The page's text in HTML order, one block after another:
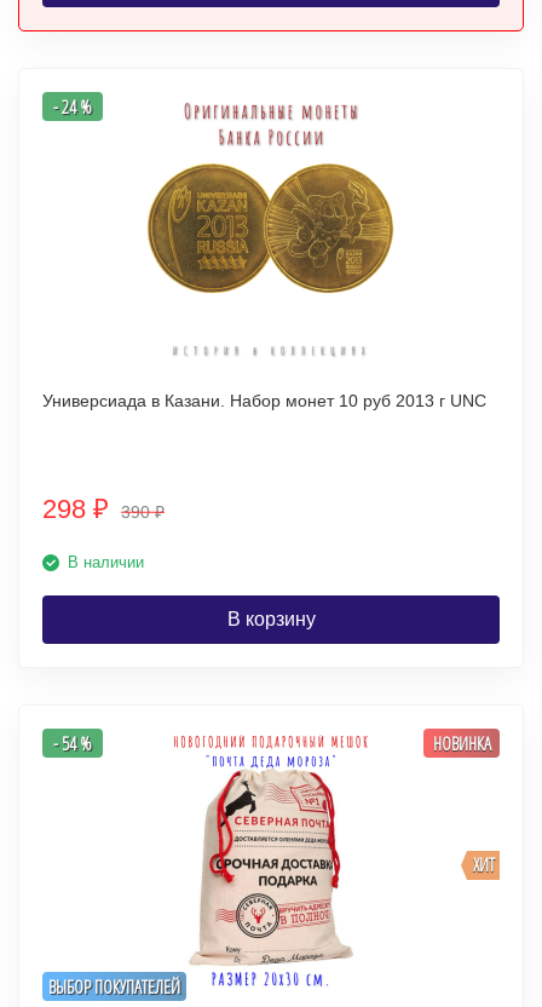
- 24 %
Универсиада в Казани. Набор монет 10 руб 2013 г UNC
298 ₽ 390₽
В наличии
В корзину
ВЫБОР ПОКУПАТЕЛЕЙ
ХИТ
- 54 % НОВИНКА